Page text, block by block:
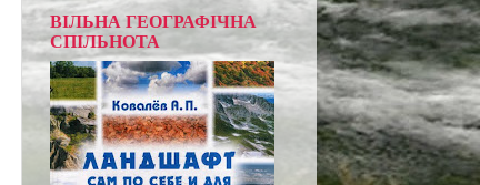
ВІЛЬНА ГЕОГРАФІЧНА
СПІЛЬНОТА